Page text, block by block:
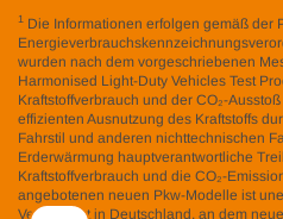
1 Die Informationen erfolgen gemäß der
wurden nach dem vorgeschriebenen
Harmonised Light-Duty Vehicles Test
Kraftstoffverbrauch und der CO₂-
effizienten Ausnutzung des Kraftstoffs
Fahrstil und anderen nichttechnischen
Erderwärmung hauptverantwortliche
Kraftstoffverbrauch und die CO₂-
angebotenen neuen Pkw-Modelle ist
Verkaufsort in Deutschland, an dem